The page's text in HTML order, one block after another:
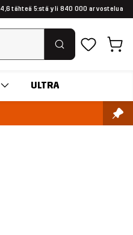
4,6 tähteä 5:stä yli 840 000 arvostelua
ULTRA